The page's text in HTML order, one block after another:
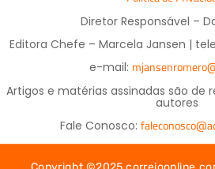
Diretor Responsável –
Editora Chefe – Marcela Jansen |
e-mail:
Artigos e matérias assinadas são de
autores
Fale Conosco: